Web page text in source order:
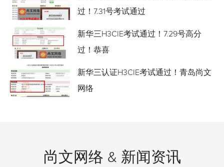
过！7.31号考试通过
新华三H3CIE考试通过！7.29号高分
过！恭喜
新华三认证H3CIE考试通过！青岛尚文
网络
尚文网络 & 新闻资讯